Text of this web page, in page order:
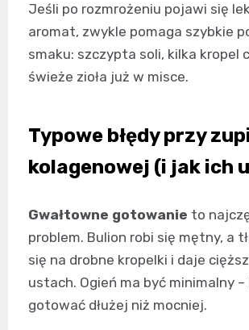
Jeśli po rozmrożeniu pojawi się
aromat, zwykle pomaga szybkie
smaku: szczypta soli, kilka kropel
świeże zioła już w misce.
Typowe błędy przy
kolagenowej (i jak ich
Gwałtowne gotowanie to
problem. Bulion robi się mętny, a
się na drobne kropelki i daje
ustach. Ogień ma być minimalny –
gotować dłużej niż mocniej.